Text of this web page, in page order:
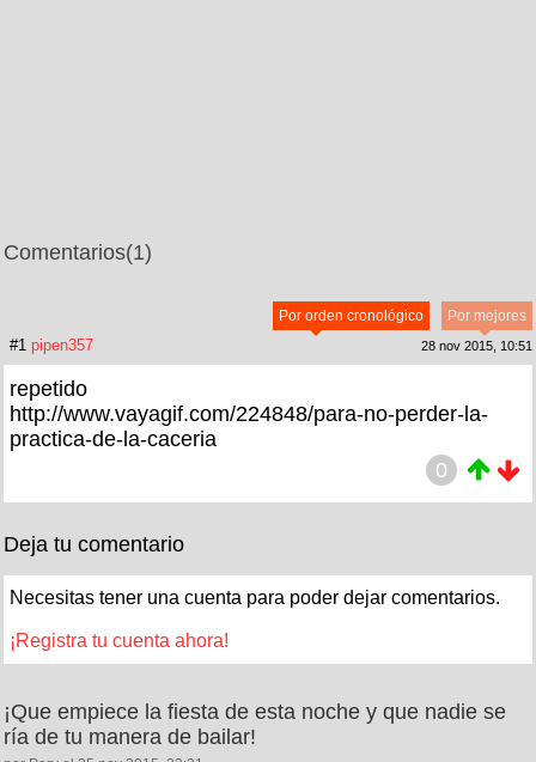
Comentarios(1)
Por mejores
Por orden cronológico
#1 pipen357 28 nov 2015, 10:51
repetido
http://www.vayagif.com/224848/para-no-perder-la-
practica-de-la-caceria
0
Deja tu comentario
Necesitas tener una cuenta para poder dejar comentarios.
¡Registra tu cuenta ahora!
¡Que empiece la fiesta de esta noche y que nadie se
ría de tu manera de bailar!